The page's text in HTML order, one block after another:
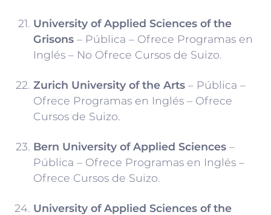
University of Applied Sciences of the
Grisons – Pública – Ofrece Programas en
Inglés – No Ofrece Cursos de Suizo.
Zurich University of the Arts – Pública –
Ofrece Programas en Inglés – Ofrece
Cursos de Suizo.
Bern University of Applied Sciences –
Pública – Ofrece Programas en Inglés –
Ofrece Cursos de Suizo.
University of Applied Sciences of the